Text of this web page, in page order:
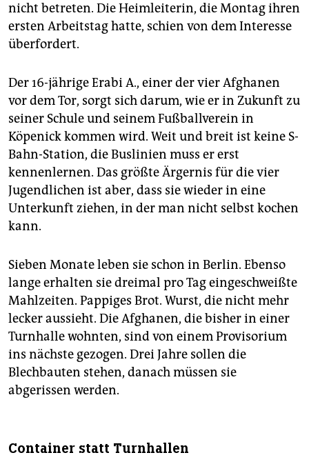
nicht betreten. Die Heimleiterin, die Montag ihren
ersten Arbeitstag hatte, schien von dem Interesse
überfordert.
Der 16-jährige Erabi A., einer der vier Afghanen
vor dem Tor, sorgt sich darum, wie er in Zukunft zu
seiner Schule und seinem Fußballverein in
Köpenick kommen wird. Weit und breit ist keine S-
Bahn-Station, die Buslinien muss er erst
kennenlernen. Das größte Ärgernis für die vier
Jugendlichen ist aber, dass sie wieder in eine
Unterkunft ziehen, in der man nicht selbst kochen
kann.
Sieben Monate leben sie schon in Berlin. Ebenso
lange erhalten sie dreimal pro Tag eingeschweißte
Mahlzeiten. Pappiges Brot. Wurst, die nicht mehr
lecker aussieht. Die Afghanen, die bisher in einer
Turnhalle wohnten, sind von einem Provisorium
ins nächste gezogen. Drei Jahre sollen die
Blechbauten stehen, danach müssen sie
abgerissen werden.
Container statt Turnhallen